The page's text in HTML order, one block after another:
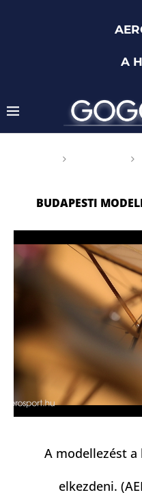
A
BUDAPESTI
A modellezést
elkezdeni.